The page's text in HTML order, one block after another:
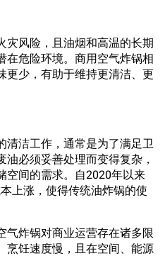
灾风险，且油烟和高温的长期
在危险环境。商用空气炸锅相
更少，有助于维持更清洁、更
清洁工作，通常是为了满足卫
必须妥善处理而变得复杂，
空间的需求。自2020年以来
上涨，使得传统油炸锅的使
气炸锅对商业运营存在诸多限
烹饪速度慢，且在空间、能源